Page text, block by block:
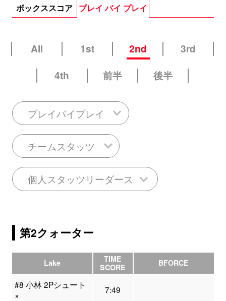
ボックススコア プレイ バイ プレイ
All 1st 2nd
3rd
4th
前半 後半
プレイバイプレイ
チームスタッツ
個人スタッツリーダース
第2クォーター
Lake
TIME
SCORE
BFORCE
#8 小林 2Pシュート
×
7:49